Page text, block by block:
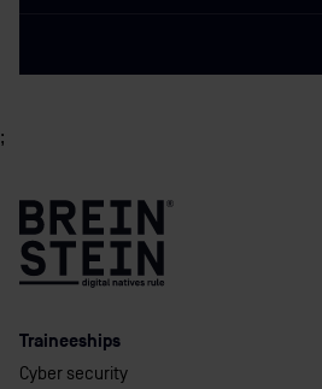
;
Traineeships
Cyber security